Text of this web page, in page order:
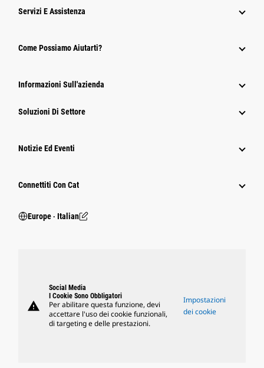
Servizi E Assistenza
Come Possiamo Aiutarti?
Informazioni Sull'azienda
Soluzioni Di Settore
Notizie Ed Eventi
Connettiti Con Cat
Europe ‧ Italian
warning
Social Media
I Cookie Sono Obbligatori
Per abilitare questa funzione, devi
accettare l'uso dei cookie funzionali,
di targeting e delle prestazioni.
Impostazioni
dei cookie